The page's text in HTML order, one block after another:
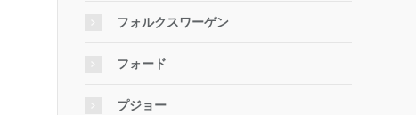
フォルクスワーゲン
フォード
プジョー